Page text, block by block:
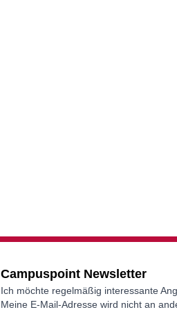
Campuspoint Newsletter
Ich möchte regelmäßig interessante
Meine E-Mail-Adresse wird nicht an